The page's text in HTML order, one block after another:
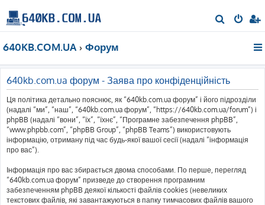
о
640KB.COM.UA Форум
640kb.com.ua форум - Заява про конфіденційність
Ця політика детально пояснює, як “640kb.com.ua форум” і його підрозділи
(надалі “ми”, “наш”, “640kb.com.ua форум”, “https://640kb.com.ua/forum”) і
phpBB (надалі “вони”, “їх”, “їхнє”, “Програмне забезпечення phpBB”,
“www.phpbb.com”, “phpBB Group”, “phpBB Teams”) використовують
інформацію, отриману під час будь-якої вашої сесії (надалі “інформація
про вас”).
Інформація про вас збирається двома способами. По перше, перегляд
“640kb.com.ua форум” призведе до створення програмним
забезпеченням phpBB деякої кількості файлів cookies (невеликих
текстових файлів, які завантажуються в папку тимчасових файлів вашого